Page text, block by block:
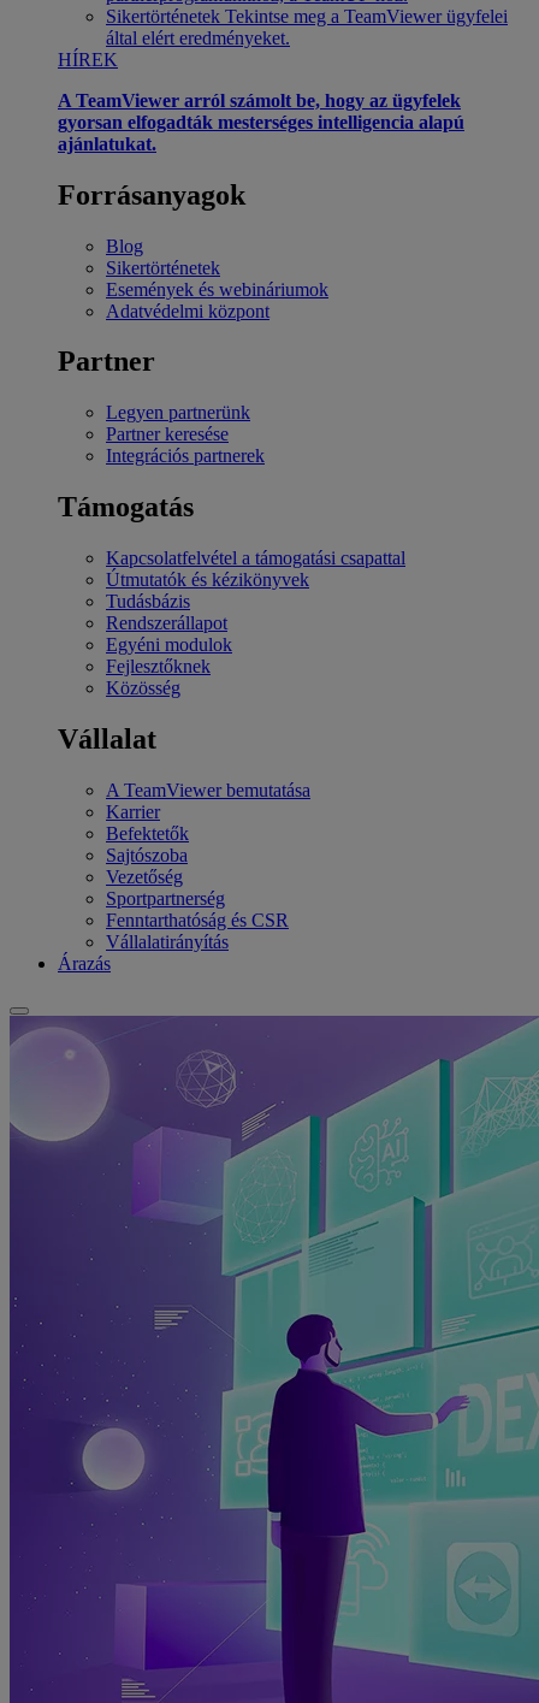
Sikertörténetek Tekintse meg a TeamViewer ügyfelei
által elért eredményeket.
HÍREK
A TeamViewer arról számolt be, hogy az ügyfelek
gyorsan elfogadták mesterséges intelligencia alapú
ajánlatukat.
Forrásanyagok
Blog
Sikertörténetek
Események és webináriumok
Adatvédelmi központ
Partner
Legyen partnerünk
Partner keresése
Integrációs partnerek
Támogatás
Kapcsolatfelvétel a támogatási csapattal
Útmutatók és kézikönyvek
Tudásbázis
Rendszerállapot
Egyéni modulok
Fejlesztőknek
Közösség
Vállalat
A TeamViewer bemutatása
Karrier
Befektetők
Sajtószoba
Vezetőség
Sportpartnerség
Fenntarthatóság és CSR
Vállalatirányítás
Árazás